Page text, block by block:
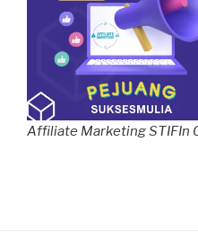
Affiliate Marketing STIFIn